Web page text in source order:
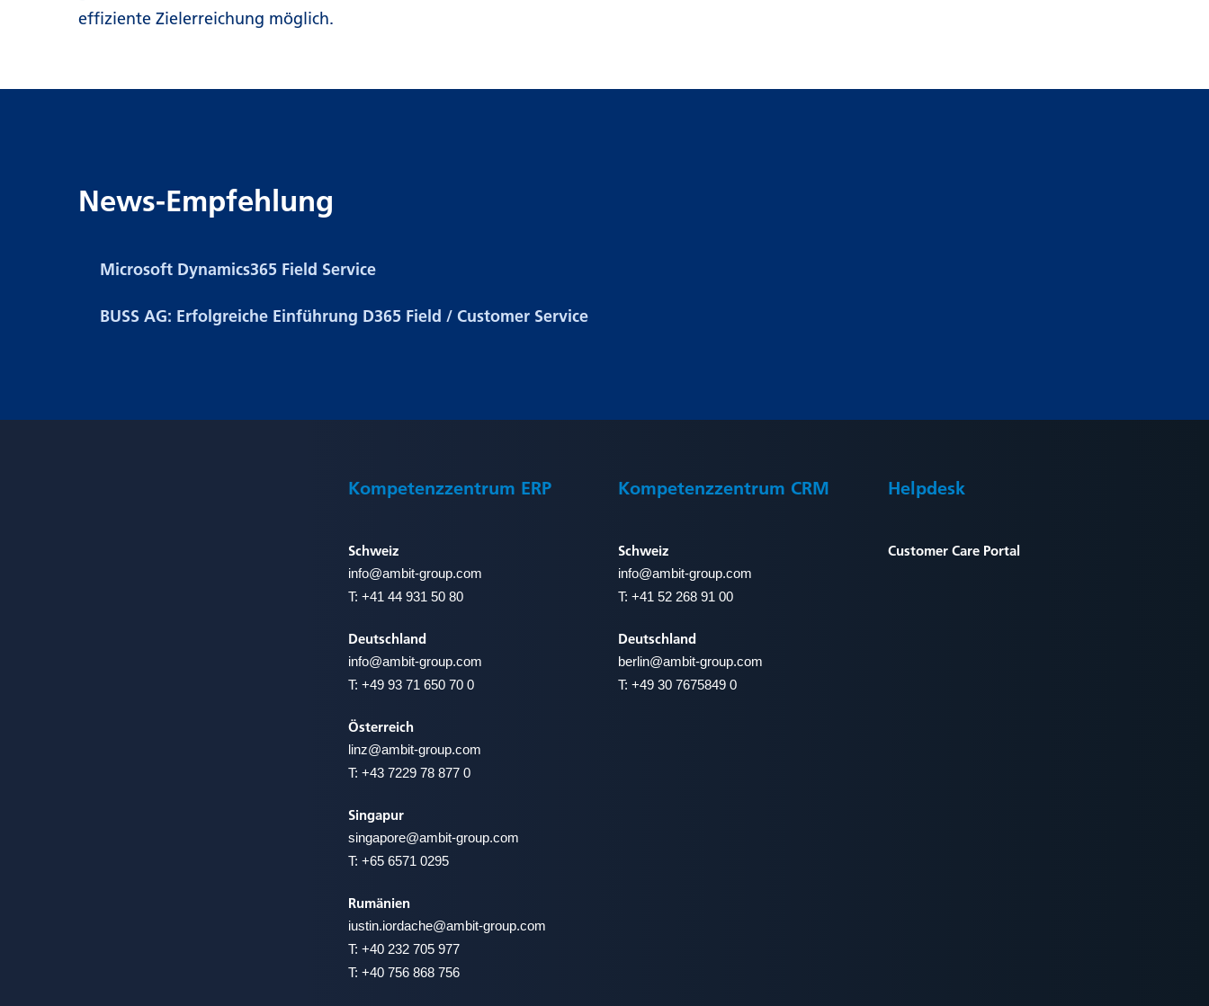
effiziente Zielerreichung möglich.
News-Empfehlung
Microsoft Dynamics365 Field Service
BUSS AG: Erfolgreiche Einführung D365 Field / Customer Service
Kompetenzzentrum ERP
Schweiz
info@ambit-group.com
T: +41 44 931 50 80
Deutschland
info@ambit-group.com
T: +49 93 71 650 70 0
Österreich
linz@ambit-group.com
T: +43 7229 78 877 0
Singapur
singapore@ambit-group.com
T: +65 6571 0295
Rumänien
iustin.iordache@ambit-group.com
T: +40 232 705 977
T: +40 756 868 756
Kompetenzzentrum CRM
Schweiz
info@ambit-group.com
T: +41 52 268 91 00
Deutschland
berlin@ambit-group.com
T: +49 30 7675849 0
Helpdesk
Customer Care Portal